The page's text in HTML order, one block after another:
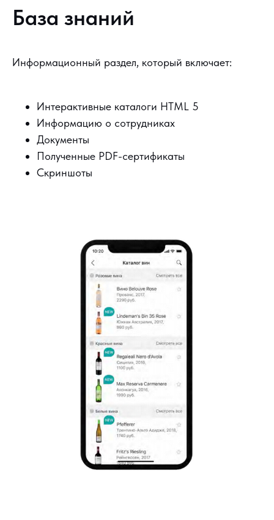
База знаний
Информационный раздел, который включает:
Интерактивные каталоги HTML 5
Информацию о сотрудниках
Документы
Полученные PDF-сертификаты
Скриншоты